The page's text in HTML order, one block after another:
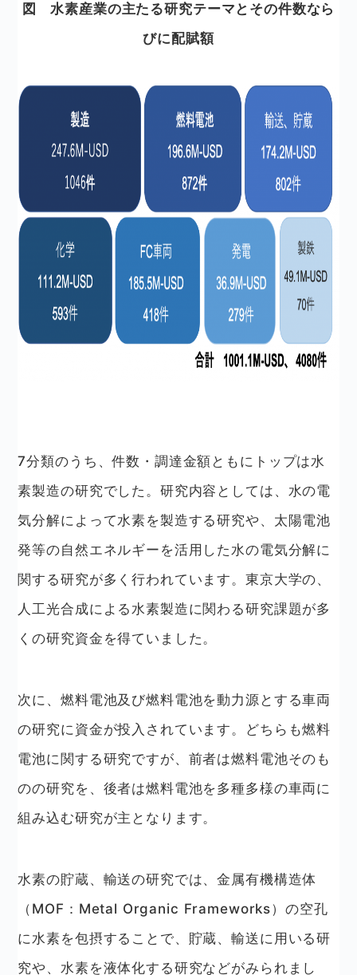
図 水素産業の主たる研究テーマとその件数なら
びに配賦額
7分類のうち、件数・調達金額ともにトップは水
素製造の研究でした。研究内容としては、水の電
気分解によって水素を製造する研究や、太陽電池
発等の自然エネルギーを活用した水の電気分解に
関する研究が多く行われています。東京大学の、
人工光合成による水素製造に関わる研究課題が多
くの研究資金を得ていました。
次に、燃料電池及び燃料電池を動力源とする車両
の研究に資金が投入されています。どちらも燃料
電池に関する研究ですが、前者は燃料電池そのも
のの研究を、後者は燃料電池を多種多様の車両に
組み込む研究が主となります。
水素の貯蔵、輸送の研究では、金属有機構造体
（MOF：Metal Organic Frameworks）の空孔
に水素を包摂することで、貯蔵、輸送に用いる研
究や、水素を液体化する研究などがみられまし